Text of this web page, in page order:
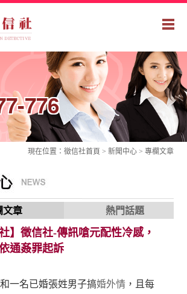
776
現在位置： 徵信社首頁 > 新聞中心 > 專欄文章
文章 熱門話題
社】徵信社-傳訊嗆元配性冷感，
通姦罪起訴
一名已婚張姓男子搞婚外情 ，且每